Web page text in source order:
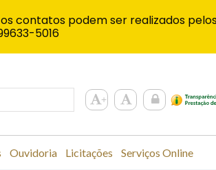
Ouvidoria Licitações Serviços Online
contatos podem ser realizados pelos
5016